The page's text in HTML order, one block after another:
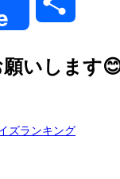
いします
ズランキング